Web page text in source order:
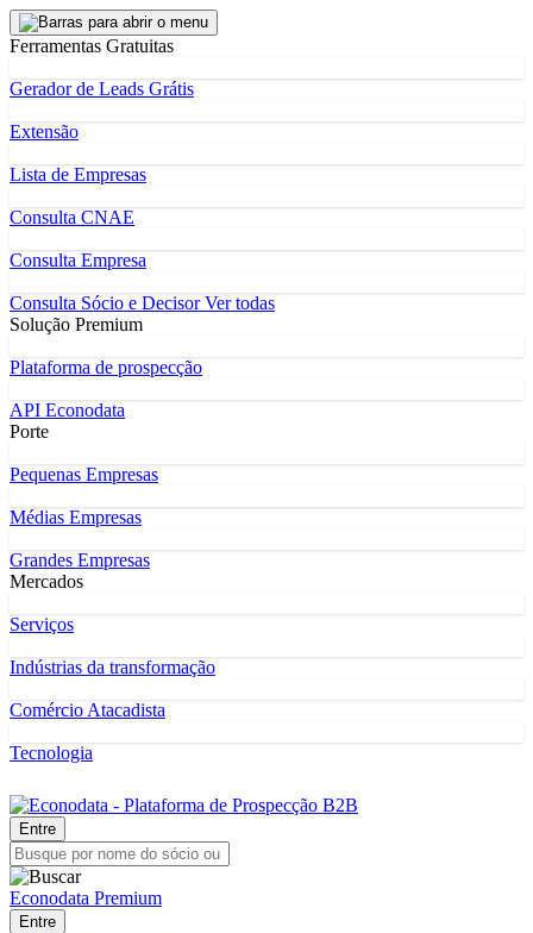
Ferramentas Gratuitas
Gerador de Leads Grátis
Extensão
Lista de Empresas
Consulta CNAE
Consulta Empresa
Consulta Sócio e DecisorVer todas
Solução Premium
Plataforma de prospecção
API Econodata
Porte
Pequenas Empresas
Médias Empresas
Grandes Empresas
Mercados
Serviços
Indústrias da transformação
Comércio Atacadista
Tecnologia
Entre
Econodata Premium
Entre